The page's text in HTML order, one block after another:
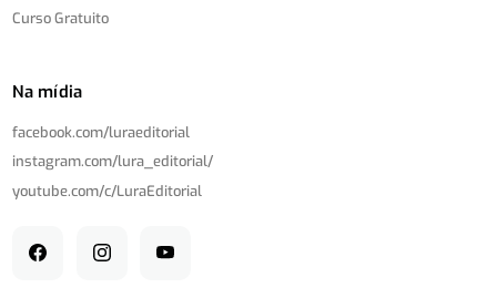
Curso Gratuito
Na mídia
facebook.com/luraeditorial
instagram.com/lura_editorial/
youtube.com/c/LuraEditorial